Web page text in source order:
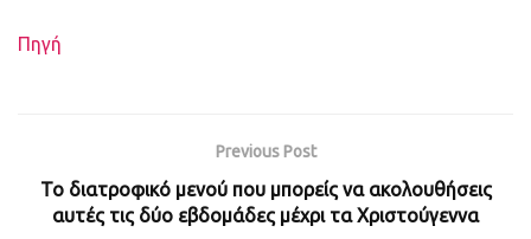
Πηγή
Previous Post
Το διατροφικό μενού που μπορείς να ακολουθήσεις
αυτές τις δύο εβδομάδες μέχρι τα Χριστούγεννα